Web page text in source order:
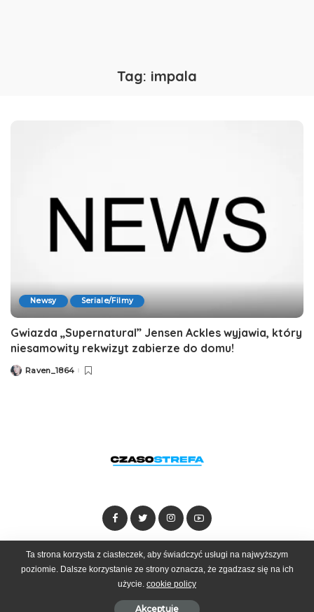
Tag: impala
Newsy Seriale/Filmy
Gwiazda „Supernatural” Jensen Ackles wyjawia, który
niesamowity rekwizyt zabierze do domu!
PostedRaven_1864
Dołącz do zespołu Kontakt Reklama
© 2025 Czasostrefa by Goobrand
Ta strona korzysta z ciasteczek, aby świadczyć usługi na najwyższym
poziomie. Dalsze korzystanie ze strony oznacza, że zgadzasz się na ich
użycie. cookie policy
Akceptuje